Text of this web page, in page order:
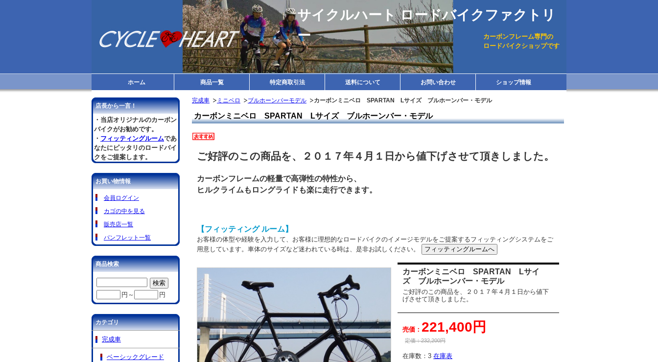
サイクルハート ロードバイクファクトリ
ー
カーボンフレーム専門の
ロードバイクショップです
ホーム 商品一覧 特定商取引法 送料について お問い合わせ ショップ情報
完成車 ミニベロ ブルホーンバーモデル カーボンミニベロ SPARTAN Lサイズ ブルホーンバー・モデル
カーボンミニベロ SPARTAN Lサイズ ブルホーンバー・モデル
ご好評のこの商品を、２０１７年４月１日から値下げさせて頂きしました。
カーボンフレームの軽量で高弾性の特性から、
ヒルクライムもロングライドも楽に走行できます。
【フィッティング ルーム】
お客様の体型や経験を入力して、お客様に理想的なロードバイクのイメージモデルをご提案するフィッティングシステムをご
用意しています。車体のサイズなど迷われている時は、是非お試しください。
カーボンミニベロ SPARTAN Lサイ
ズ ブルホーンバー・モデル
ご好評のこの商品を、２０１７年４月１日から値下
げさせて頂きしました。
売価： 221,400円
定価：232,200円
在庫数： 3 在庫表
店長から一言！
・当店オリジナルのカーボン
バイクがお勧めです。
・ フィッティングルームであ
なたにピッタリのロードバイ
クをご提案します。
お買い物情報
会員ログイン
カゴの中を見る
販売店一覧
パンフレット一覧
商品検索
円～ 円
カテゴリ
完成車
ベーシックグレード